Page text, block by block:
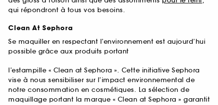
qui répondront à tous vos besoins.
Clean At Sephora
Se maquiller en respectant l’environnement est aujourd’hui
possible grâce aux produits portant
l’estampille « Clean at Sephora ». Cette initiative Sephora
vise à nous sensibiliser sur l’impact environnemental de
notre consommation en cosmétiques. La sélection de
maquillage portant la marque « Clean at Sephora » garantit